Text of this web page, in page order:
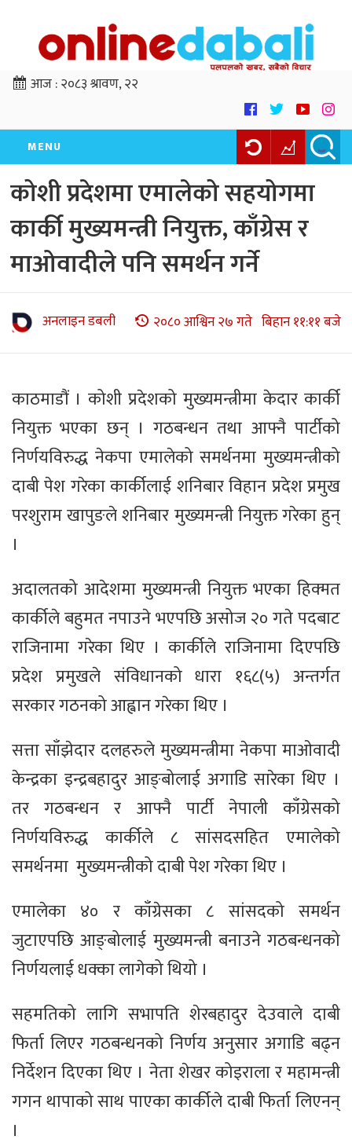
आज :२०८३ श्रावण, २२
MENU
कोशी प्रदेशमा एमालेको सहयोगमा
कार्की मुख्यमन्त्री नियुक्त, काँग्रेस र
माओवादीले पनि समर्थन गर्ने
अनलाइन डबली २०८० आश्विन २७ गते बिहान ११:११ बजे
काठमाडौं । कोशी प्रदेशको मुख्यमन्त्रीमा केदार कार्की
नियुक्त भएका छन् । गठबन्धन तथा आफ्नै पार्टीको
निर्णयविरुद्ध नेकपा एमालेको समर्थनमा मुख्यमन्त्रीको
दाबी पेश गरेका कार्कीलाई शनिबार विहान प्रदेश प्रमुख
परशुराम खापुङले शनिबार मुख्यमन्त्री नियुक्त गरेका हुन्
।
अदालतको आदेशमा मुख्यमन्त्री नियुक्त भएका हिक्मत
कार्कीले बहुमत नपाउने भएपछि असोज २० गते पदबाट
राजिनामा गरेका थिए । कार्कीले राजिनामा दिएपछि
प्रदेश प्रमुखले संविधानको धारा १६८(५) अन्तर्गत
सरकार गठनको आह्वान गरेका थिए ।
सत्ता साँझेदार दलहरुले मुख्यमन्त्रीमा नेकपा माओवादी
केन्द्रका इन्द्रबहादुर आङ्बोलाई अगाडि सारेका थिए ।
तर गठबन्धन र आफ्नै पार्टी नेपाली काँग्रेसको
निर्णयविरुद्ध कार्कीले ८ सांसदसहित एमालेको
समर्थनमा मुख्यमन्त्रीको दाबी पेश गरेका थिए ।
एमालेका ४० र काँग्रेसका ८ सांसदको समर्थन
जुटाएपछि आङ्बोलाई मुख्यमन्त्री बनाउने गठबन्धनको
निर्णयलाई धक्का लागेको थियो ।
सहमतिको लागि सभापति शेरबहादुर देउवाले दाबी
फिर्ता लिएर गठबन्धनको निर्णय अनुसार अगाडि बढ्न
निर्देशन दिएका थिए । नेता शेखर कोइराला र महामन्त्री
गगन थापाको ‍साथ पाएका कार्कीले दाबी फिर्ता लिएनन्
।